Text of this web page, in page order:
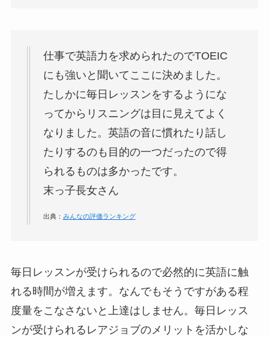
仕事で英語力を求められたのでTOEIC
にも強いと聞いてここに決めました。
たしかに毎日レッスンをするようにな
ってからリスニングは目に見えてよく
なりました。 英語の音に慣れたり話し
たりするのも目的の一つだったので得
られるものは多かったです。
末っ子長女さん
出典： みんなの評価ランキング
毎日レッスンが受けられるので必然的に英語に触
れる時間が増えます。なんでもそうですがある程
度量をこなさないと上達はしません。毎日レッス
ンが受けられるレアジョブのメリットを活かしな